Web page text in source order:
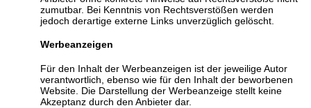
zumutbar. Bei Kenntnis von Rechtsverstößen werden
jedoch derartige externe Links unverzüglich gelöscht.
Werbeanzeigen
Für den Inhalt der Werbeanzeigen ist der jeweilige Autor
verantwortlich, ebenso wie für den Inhalt der beworbenen
Website. Die Darstellung der Werbeanzeige stellt keine
Akzeptanz durch den Anbieter dar.